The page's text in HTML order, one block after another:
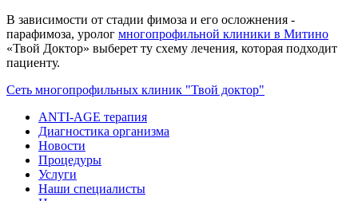
В зависимости от стадии фимоза и его осложнения -
парафимоза, уролог многопрофильной клиники в Митино
«Твой Доктор» выберет ту схему лечения, которая подходит
пациенту.
Сеть многопрофильных клиник "Твой доктор"
ANTI-AGE терапия
Диагностика организма
Новости
Процедуры
Услуги
Наши специалисты